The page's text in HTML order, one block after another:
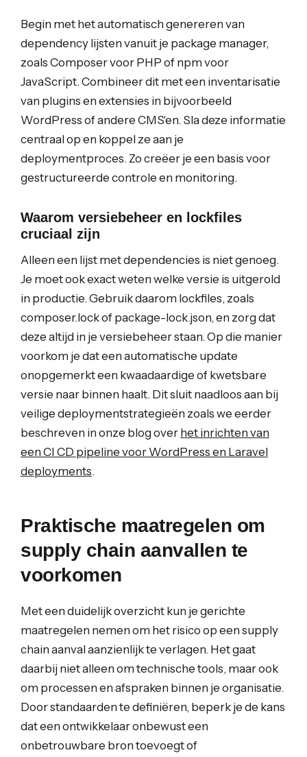
Begin met het automatisch genereren van
dependency lijsten vanuit je package manager,
zoals Composer voor PHP of npm voor
JavaScript. Combineer dit met een inventarisatie
van plugins en extensies in bijvoorbeeld
WordPress of andere CMS'en. Sla deze informatie
centraal op en koppel ze aan je
deploymentproces. Zo creëer je een basis voor
gestructureerde controle en monitoring.
Waarom versiebeheer en lockfiles
cruciaal zijn
Alleen een lijst met dependencies is niet genoeg.
Je moet ook exact weten welke versie is uitgerold
in productie. Gebruik daarom lockfiles, zoals
composer.lock of package-lock.json, en zorg dat
deze altijd in je versiebeheer staan. Op die manier
voorkom je dat een automatische update
onopgemerkt een kwaadaardige of kwetsbare
versie naar binnen haalt. Dit sluit naadloos aan bij
veilige deploymentstrategieën zoals we eerder
beschreven in onze blog over het inrichten van
een CI CD pipeline voor WordPress en Laravel
deployments.
Praktische maatregelen om
supply chain aanvallen te
voorkomen
Met een duidelijk overzicht kun je gerichte
maatregelen nemen om het risico op een supply
chain aanval aanzienlijk te verlagen. Het gaat
daarbij niet alleen om technische tools, maar ook
om processen en afspraken binnen je organisatie.
Door standaarden te definiëren, beperk je de kans
dat een ontwikkelaar onbewust een
onbetrouwbare bron toevoegt of